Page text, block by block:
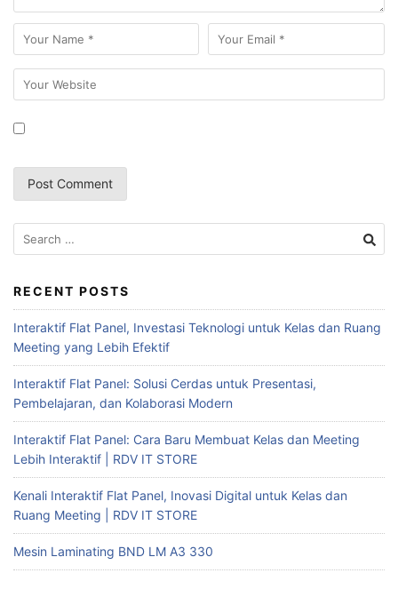
RECENT POSTS
Interaktif Flat Panel, Investasi Teknologi untuk Kelas dan Ruang
Meeting yang Lebih Efektif
Interaktif Flat Panel: Solusi Cerdas untuk Presentasi,
Pembelajaran, dan Kolaborasi Modern
Interaktif Flat Panel: Cara Baru Membuat Kelas dan Meeting
Lebih Interaktif | RDV IT STORE
Kenali Interaktif Flat Panel, Inovasi Digital untuk Kelas dan
Ruang Meeting | RDV IT STORE
Mesin Laminating BND LM A3 330